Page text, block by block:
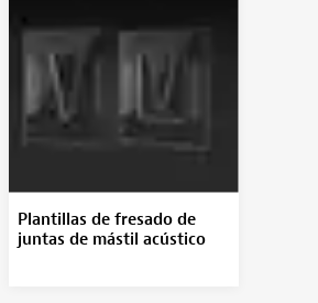
Plantillas de fresado de
juntas de mástil acústico